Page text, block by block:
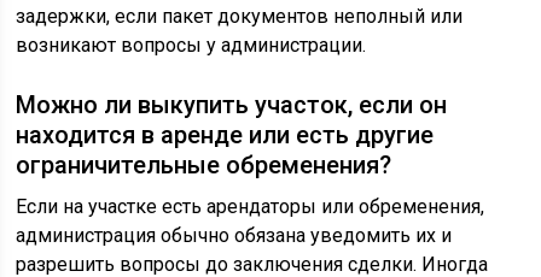
задержки, если пакет документов неполный или
возникают вопросы у администрации.
Можно ли выкупить участок, если он
находится в аренде или есть другие
ограничительные обременения?
Если на участке есть арендаторы или обременения,
администрация обычно обязана уведомить их и
разрешить вопросы до заключения сделки. Иногда